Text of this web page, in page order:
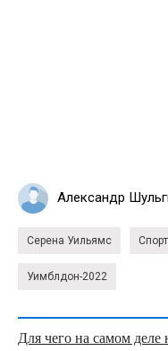
Александр
Серена Уильямс
Уимблдон-2022
Для чего на самом